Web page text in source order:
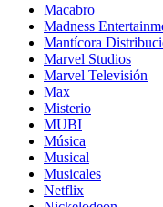
Macabro
Madness
Mantícora
Marvel Studios
Marvel Televisión
Max
Misterio
MUBI
Música
Musical
Musicales
Netflix